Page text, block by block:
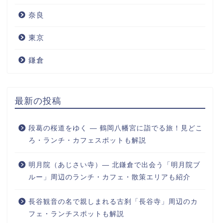
奈良
東京
鎌倉
最新の投稿
段葛の桜道をゆく ― 鶴岡八幡宮に詣でる旅！見どこ
ろ・ランチ・カフェスポットも解説
明月院（あじさい寺）― 北鎌倉で出会う「明月院ブ
ルー」周辺のランチ・カフェ・散策エリアも紹介
長谷観音の名で親しまれる古刹「長谷寺」周辺のカ
フェ・ランチスポットも解説